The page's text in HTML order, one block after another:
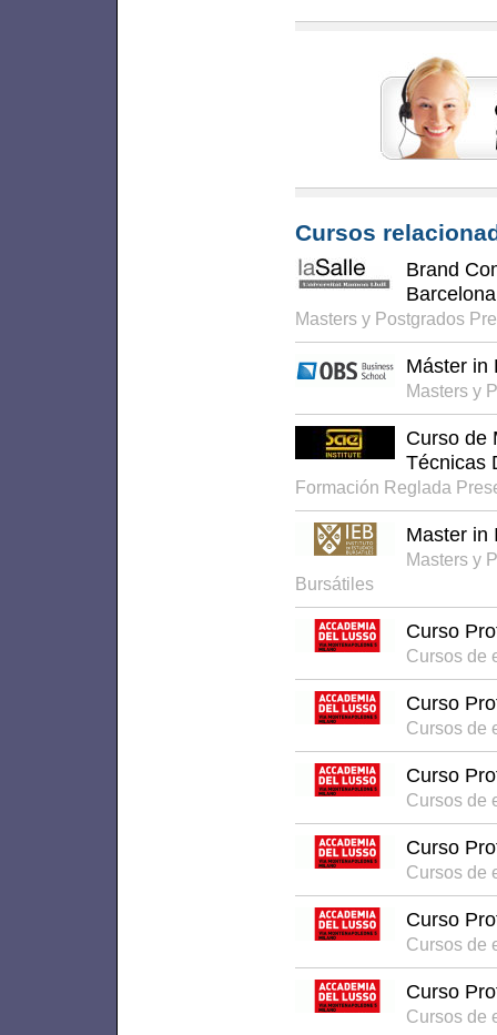
Cursos
Brand
Barcelona
Masters y Postgrados
Máster in
Masters y
Curso de
Técnicas
Formación Reglada
Master in
Masters y
Bursátiles
Curso
Cursos de
Curso
Cursos de
Curso
Cursos de
Curso
Cursos de
Curso
Cursos de
Curso
Cursos de